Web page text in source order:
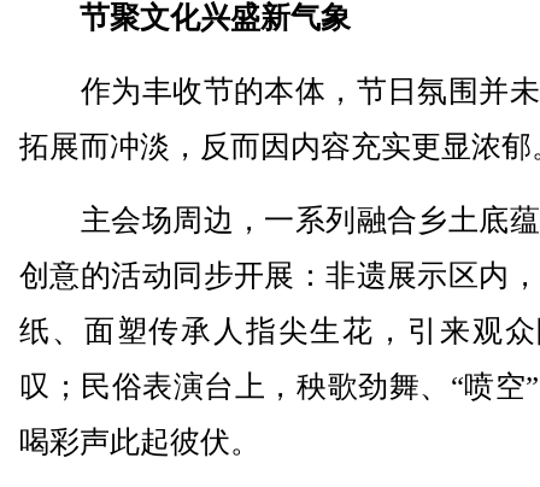
节聚文化兴盛新气象
作为丰收节的本体，节日氛围并
拓展而冲淡，反而因内容充实更显浓郁
主会场周边，一系列融合乡土底
创意的活动同步开展：非遗展示区内
纸、面塑传承人指尖生花，引来观
叹；民俗表演台上，秧歌劲舞、“喷空
喝彩声此起彼伏。